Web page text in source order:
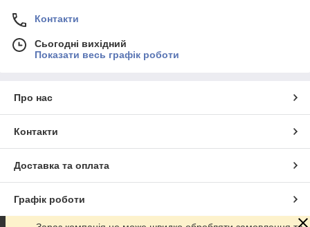
Контакти
Сьогодні вихідний
Показати весь графік роботи
Про нас
Контакти
Доставка та оплата
Графік роботи